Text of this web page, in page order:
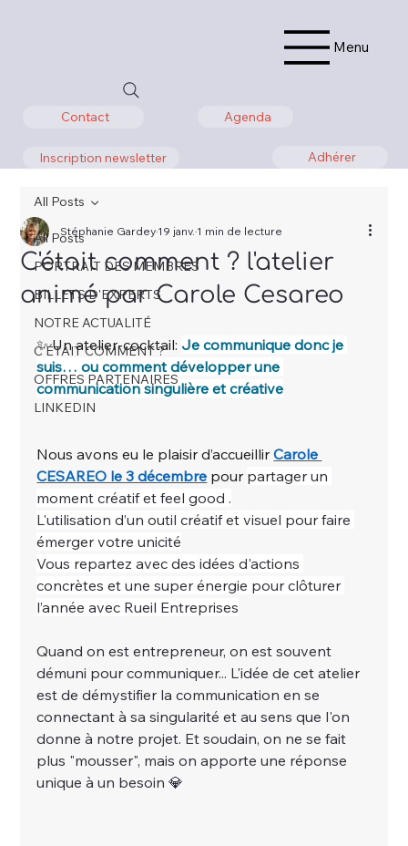
Menu
Inscription newsletter Adhérer
Agenda
Contact
All Posts
PORTRAIT DES MEMBRES
BILLETS D'EXPERTS
NOTRE ACTUALITÉ
C'ÉTAIT COMMENT ?
OFFRES PARTENAIRES
LINKEDIN
All Posts
C'était comment ? l'atelier
animé par Carole Cesareo
Stéphanie Gardey19 janv.1 min de lecture
✨ Un atelier-cocktail: Je communique donc je
suis… ou comment développer une
communication singulière et créative
Nous avons eu le plaisir d’accueillir Carole
CESAREO le 3 décembre pour partager un
moment créatif et feel good .
L'utilisation d’un outil créatif et visuel pour faire
émerger votre unicité
Vous repartez avec des idées d'actions
concrètes et une super énergie pour clôturer
l’année avec Rueil Entreprises
Quand on est entrepreneur, on est souvent
démuni pour communiquer... L'idée de cet atelier
est de démystifier la communication en se
connectant à sa singularité et au sens que l'on
donne à notre projet. Et soudain, on ne se fait
plus "mousser", mais on apporte une réponse
unique à un besoin 💎